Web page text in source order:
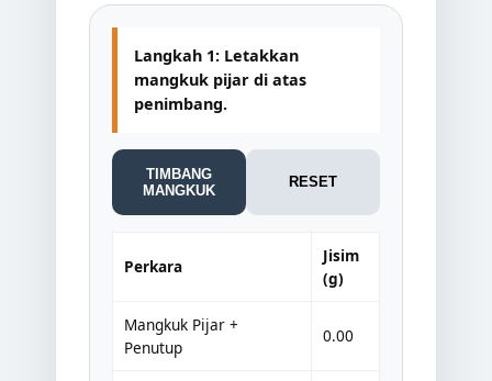
Langkah 1: Letakkan
mangkuk pijar di atas
penimbang.
TIMBANG
MANGKUK
RESET
Perkara
Jisim
(g)
Mangkuk Pijar +
Penutup
0.00